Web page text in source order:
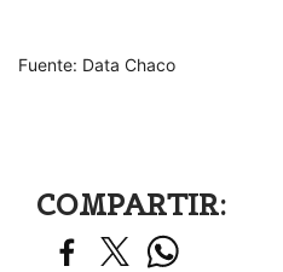
Fuente: Data Chaco
COMPARTIR: